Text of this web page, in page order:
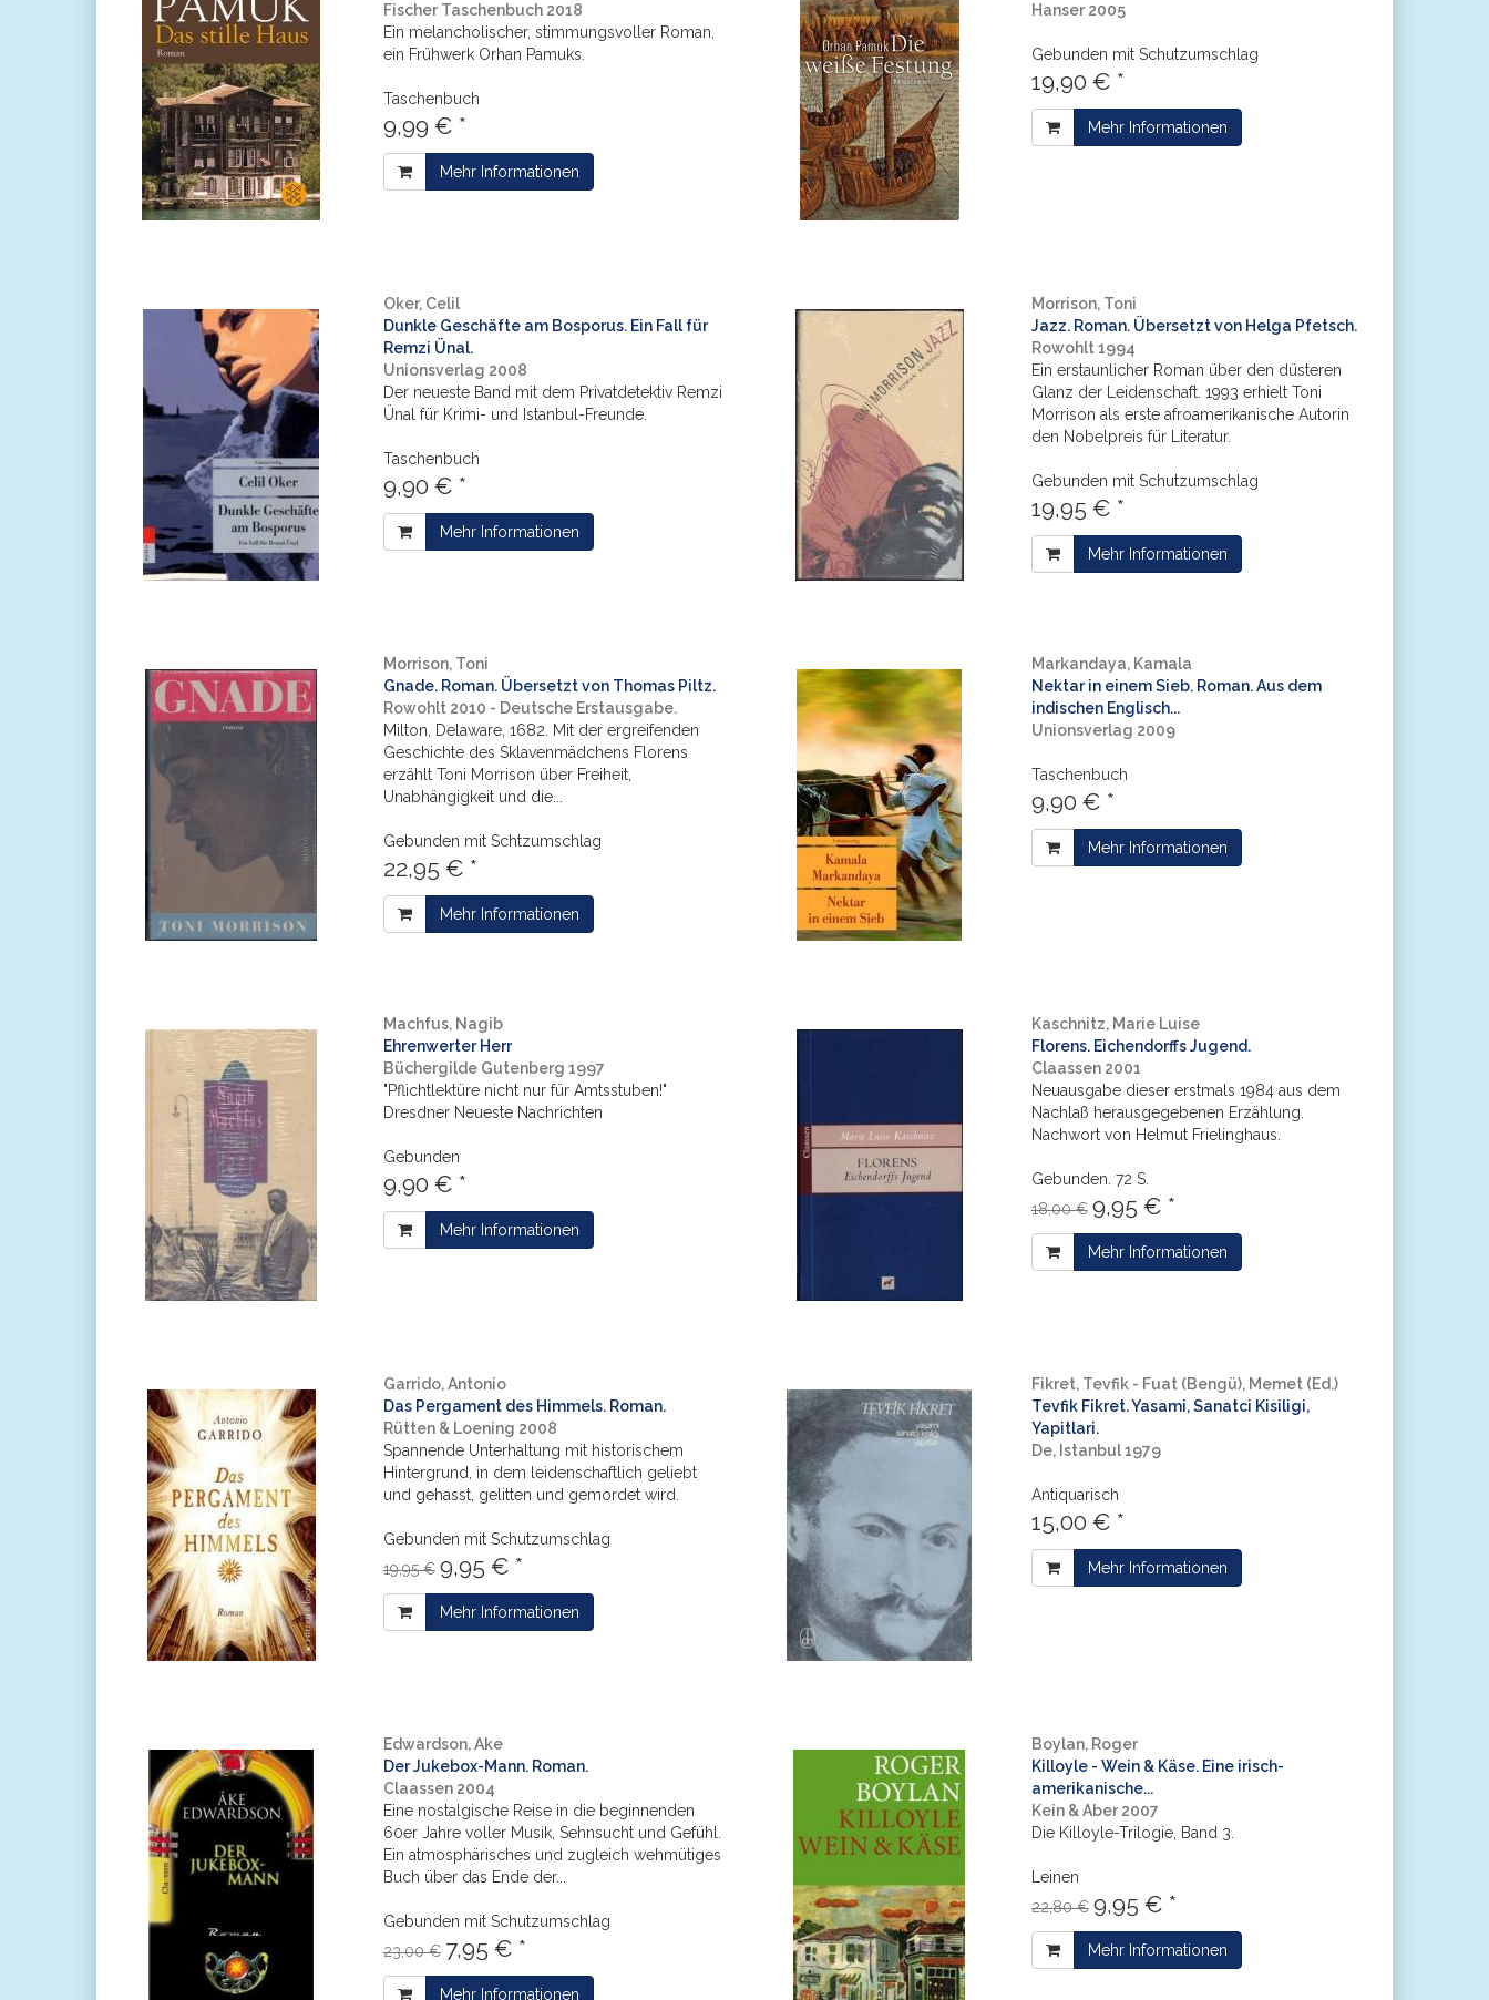
Fischer Taschenbuch 2018
Ein melancholischer, stimmungsvoller Roman,
ein Frühwerk Orhan Pamuks.
Taschenbuch
9,99 € *
Mehr Informationen
Hanser 2005
Gebunden mit Schutzumschlag
19,90 € *
Mehr Informationen
Oker, Celil
Dunkle Geschäfte am Bosporus. Ein Fall für
Remzi Ünal.
Unionsverlag 2008
Der neueste Band mit dem Privatdetektiv Remzi
Ünal für Krimi- und Istanbul-Freunde.
Taschenbuch
9,90 € *
Mehr Informationen
Morrison, Toni
Jazz. Roman. Übersetzt von Helga Pfetsch.
Rowohlt 1994
Ein erstaunlicher Roman über den düsteren
Glanz der Leidenschaft. 1993 erhielt Toni
Morrison als erste afroamerikanische Autorin
den Nobelpreis für Literatur.
Gebunden mit Schutzumschlag
19,95 € *
Mehr Informationen
Morrison, Toni
Gnade. Roman. Übersetzt von Thomas Piltz.
Rowohlt 2010 - Deutsche Erstausgabe.
Milton, Delaware, 1682. Mit der ergreifenden
Geschichte des Sklavenmädchens Florens
erzählt Toni Morrison über Freiheit,
Unabhängigkeit und die...
Gebunden mit Schtzumschlag
22,95 € *
Mehr Informationen
Markandaya, Kamala
Nektar in einem Sieb. Roman. Aus dem
indischen Englisch...
Unionsverlag 2009
Taschenbuch
9,90 € *
Mehr Informationen
Machfus, Nagib
Ehrenwerter Herr
Büchergilde Gutenberg 1997
"Pflichtlektüre nicht nur für Amtsstuben!"
Dresdner Neueste Nachrichten
Gebunden
9,90 € *
Mehr Informationen
Kaschnitz, Marie Luise
Florens. Eichendorffs Jugend.
Claassen 2001
Neuausgabe dieser erstmals 1984 aus dem
Nachlaß herausgegebenen Erzählung.
Nachwort von Helmut Frielinghaus.
Gebunden. 72 S.
18,00 € 9,95 € *
Mehr Informationen
Garrido, Antonio
Das Pergament des Himmels. Roman.
Rütten & Loening 2008
Spannende Unterhaltung mit historischem
Hintergrund, in dem leidenschaftlich geliebt
und gehasst, gelitten und gemordet wird.
Gebunden mit Schutzumschlag
19,95 € 9,95 € *
Mehr Informationen
Fikret, Tevfik - Fuat (Bengü), Memet (Ed.)
Tevfik Fikret. Yasami, Sanatci Kisiligi,
Yapitlari.
De, Istanbul 1979
Antiquarisch
15,00 € *
Mehr Informationen
Edwardson, Ake
Der Jukebox-Mann. Roman.
Claassen 2004
Eine nostalgische Reise in die beginnenden
60er Jahre voller Musik, Sehnsucht und Gefühl.
Ein atmosphärisches und zugleich wehmütiges
Buch über das Ende der...
Gebunden mit Schutzumschlag
23,00 € 7,95 € *
Mehr Informationen
Boylan, Roger
Killoyle - Wein & Käse. Eine irisch-
amerikanische...
Kein & Aber 2007
Die Killoyle-Trilogie, Band 3.
Leinen
22,80 € 9,95 € *
Mehr Informationen